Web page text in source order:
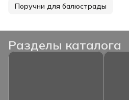
Поручни для балюстрады
Разделы каталога